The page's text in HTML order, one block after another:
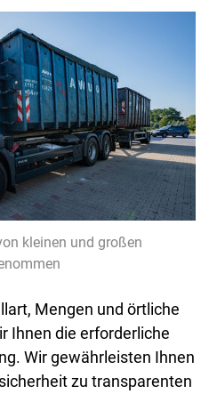
kleinen und großen
Mengen und örtliche
Ihnen die erforderliche
Wir gewährleisten Ihnen
zu transparenten